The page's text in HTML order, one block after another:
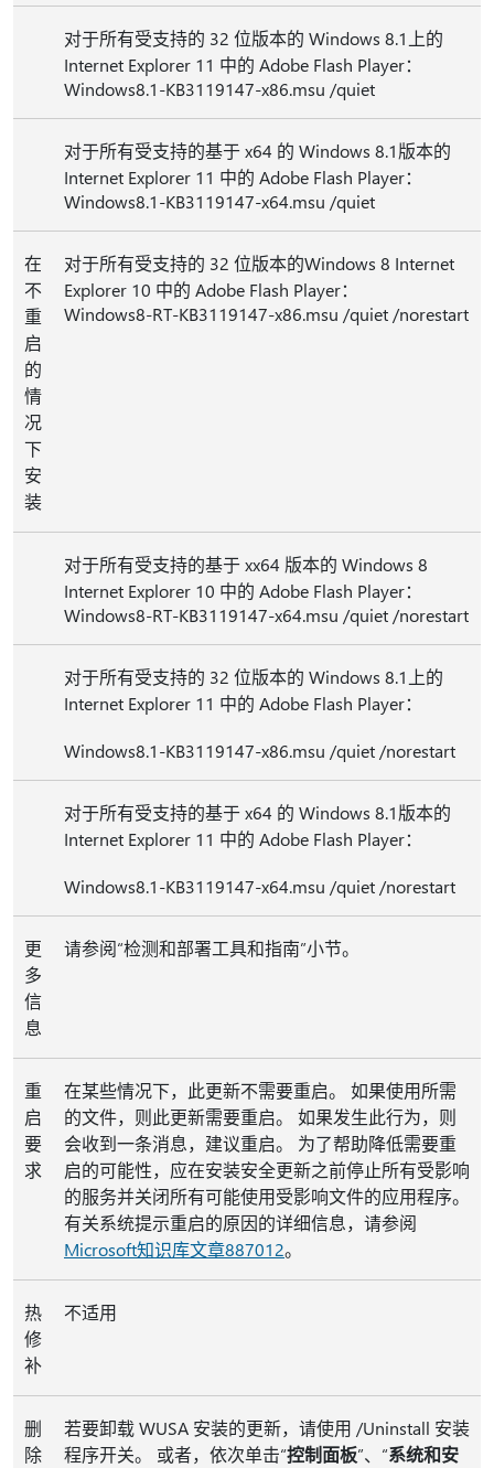
对于所有受支持的 32 位版本的 Windows 8.1上的
Internet Explorer 11 中的 Adobe Flash Player：
Windows8.1-KB3119147-x86.msu /quiet
对于所有受支持的基于 x64 的 Windows 8.1版本的
Internet Explorer 11 中的 Adobe Flash Player：
Windows8.1-KB3119147-x64.msu /quiet
在
不
重
启
的
情
况
下
安
装
对于所有受支持的 32 位版本的Windows 8 Internet
Explorer 10 中的 Adobe Flash Player：
Windows8-RT-KB3119147-x86.msu /quiet /norestart
对于所有受支持的基于 xx64 版本的 Windows 8
Internet Explorer 10 中的 Adobe Flash Player：
Windows8-RT-KB3119147-x64.msu /quiet /norestart
对于所有受支持的 32 位版本的 Windows 8.1上的
Internet Explorer 11 中的 Adobe Flash Player：
Windows8.1-KB3119147-x86.msu /quiet /norestart
对于所有受支持的基于 x64 的 Windows 8.1版本的
Internet Explorer 11 中的 Adobe Flash Player：
Windows8.1-KB3119147-x64.msu /quiet /norestart
更
多
信
息
请参阅“检测和部署工具和指南”小节。
重
启
要
求
在某些情况下，此更新不需要重启。 如果使用所需
的文件，则此更新需要重启。 如果发生此行为，则
会收到一条消息，建议重启。 为了帮助降低需要重
启的可能性，应在安装安全更新之前停止所有受影响
的服务并关闭所有可能使用受影响文件的应用程序。
有关系统提示重启的原因的详细信息，请参阅
Microsoft知识库文章887012。
热
修
补
不适用
删
除
若要卸载 WUSA 安装的更新，请使用 /Uninstall 安装
程序开关。 或者，依次单击“控制面板”、“系统和安